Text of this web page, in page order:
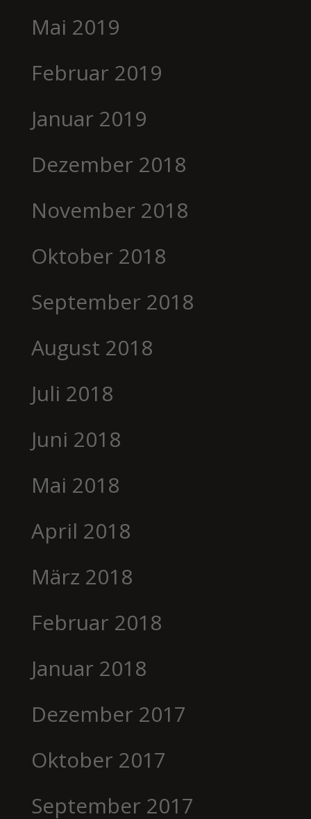
Mai 2019
Februar 2019
Januar 2019
Dezember 2018
November 2018
Oktober 2018
September 2018
August 2018
Juli 2018
Juni 2018
Mai 2018
April 2018
März 2018
Februar 2018
Januar 2018
Dezember 2017
Oktober 2017
September 2017